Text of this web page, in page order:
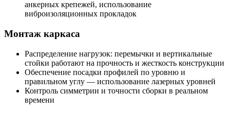
анкерных крепежей, использование
виброизоляционных прокладок
Монтаж каркаса
Распределение нагрузок: перемычки и вертикальные
стойки работают на прочность и жесткость конструкции
Обеспечение посадки профилей по уровню и
правильном углу — использование лазерных уровней
Контроль симметрии и точности сборки в реальном
времени